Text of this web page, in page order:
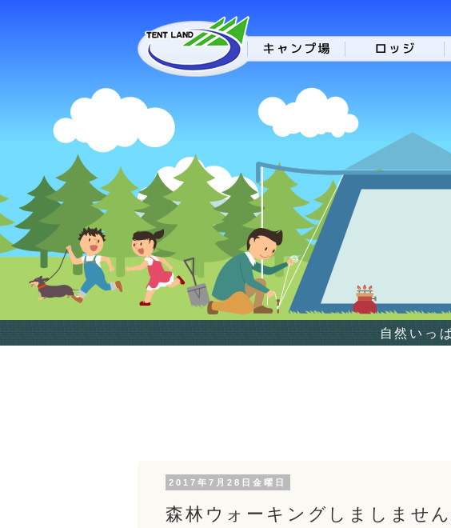
自然いっ
2017年7月28日金曜日
森林ウォーキングしましませ